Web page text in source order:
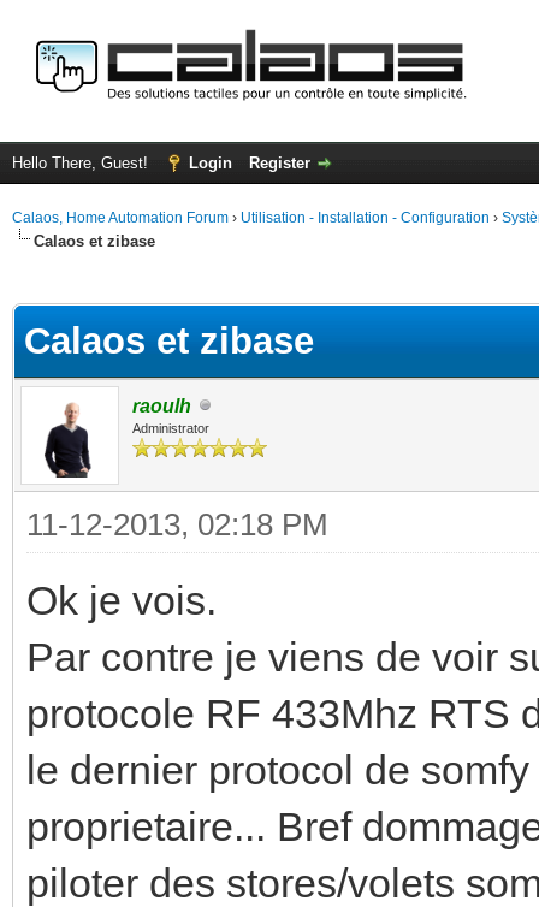
Hello There, Guest! Login Register
Calaos, Home Automation Forum › Utilisation - Installation - Configuration ›
Calaos et zibase
Calaos et zibase
raoulh
Administrator
11-12-2013, 02:18 PM
Ok je vois.
Par contre je viens de voir
protocole RF 433Mhz RTS
le dernier protocol de
proprietaire... Bref
piloter des stores/volets